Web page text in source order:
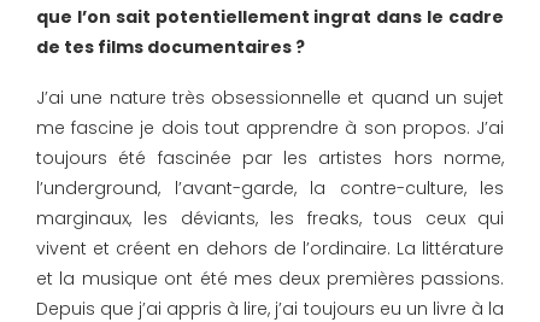
que l’on sait potentiellement ingrat dans le cadre
de tes films documentaires ?
J’ai une nature très obsessionnelle et quand un sujet
me fascine je dois tout apprendre à son propos. J’ai
toujours été fascinée par les artistes hors norme,
l’underground, l’avant-garde, la contre-culture, les
marginaux, les déviants, les freaks, tous ceux qui
vivent et créent en dehors de l’ordinaire. La littérature
et la musique ont été mes deux premières passions.
Depuis que j’ai appris à lire, j’ai toujours eu un livre à la